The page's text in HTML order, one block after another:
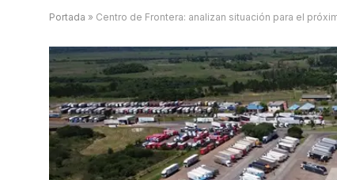
Portada » Centro de Frontera: analizan situación para el